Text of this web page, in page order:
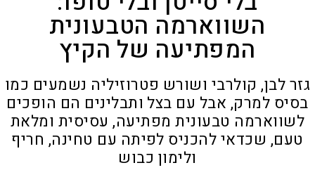
השווארמה הטבעונית
המפתיעה של הקיץ
גזר לבן, קולרבי ושורש פטרוזיליה נשמעים כמו
בסיס למרק, אבל עם בצל ותבלינים הם הופכים
לשווארמה טבעונית מפתיעה, עסיסית ומלאת
טעם, שכדאי להכניס לפיתה עם טחינה, חריף
ולימון כבוש